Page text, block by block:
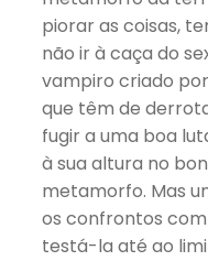
piorar as coisas,
não ir à caça do
vampiro criado
que têm de
fugir a uma boa
à sua altura no
metamorfo. Mas
os confrontos com
testá-la até ao